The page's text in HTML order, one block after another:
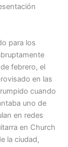
para los
febrero, el
en las
cuando
uno de
en redes
en Church
la ciudad,